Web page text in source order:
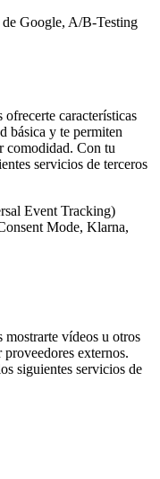
Google, A/B-Testing
características
básica y te permiten
comodidad. Con tu
servicios de terceros
Event Tracking)
Mode, Klarna,
mostrarte vídeos u otros
externos.
siguientes servicios de